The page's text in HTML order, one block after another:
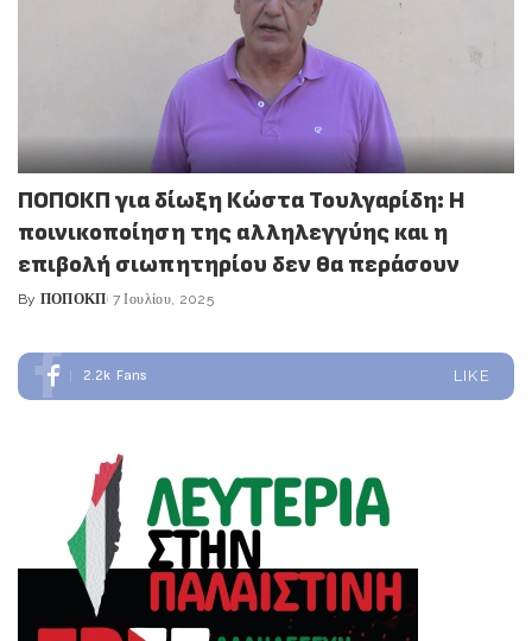
ΠΟΠΟΚΠ για δίωξη Κώστα Τουλγαρίδη: Η
ποινικοποίηση της αλληλεγγύης και η
επιβολή σιωπητηρίου δεν θα περάσουν
Posted
By ΠΟΠΟΚΠ 7 Ιουλίου, 2025
2.2k Fans LIKE